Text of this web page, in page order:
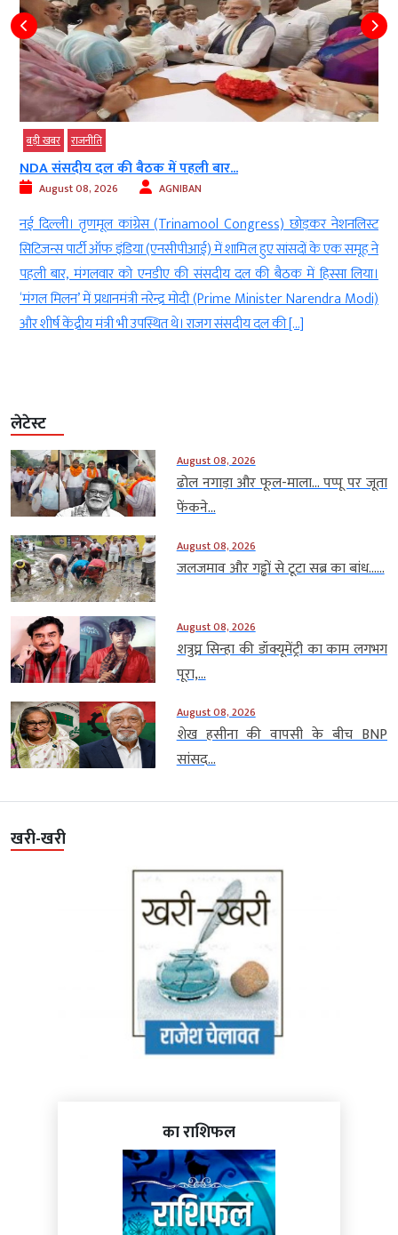
बड़ी खबर राजनीति
NDA संसदीय दल की बैठक में पहली बार...
August 08, 2026 AGNIBAN
नई दिल्ली। तृणमूल कांग्रेस (Trinamool Congress) छोड़कर नेशनलिस्ट
सिटिजन्स पार्टी ऑफ इंडिया (एनसीपीआई) में शामिल हुए सांसदों के एक समूह ने
पहली बार, मंगलवार को एनडीए की संसदीय दल की बैठक में हिस्सा लिया।
‘मंगल मिलन’ में प्रधानमंत्री नरेन्द्र मोदी (Prime Minister Narendra Modi)
और शीर्ष केंद्रीय मंत्री भी उपस्थित थे। राजग संसदीय दल की […]
लेटेस्ट
August 08, 2026
ढोल नगाड़ा और फूल-माला… पप्पू पर जूता
फेंकने...
August 08, 2026
जलजमाव और गड्ढों से टूटा सब्र का बांध…...
August 08, 2026
शत्रुघ्न सिन्हा की डॉक्यूमेंट्री का काम लगभग
पूरा,...
August 08, 2026
शेख हसीना की वापसी के बीच BNP
सांसद...
खरी-खरी
का राशिफल